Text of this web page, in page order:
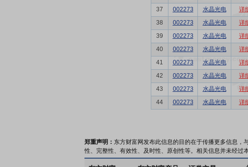
37
002273 水晶光电 详
38
002273 水晶光电 详
39
002273 水晶光电 详
40
002273 水晶光电 详
41
002273 水晶光电 详
42
002273 水晶光电 详
43
002273 水晶光电 详
44
002273 水晶光电 详
郑重声明： 东方财富网发布此信息的目的在于传播更多信息
性、完整性、有效性、及时性、原创性等。相关信息并未经过